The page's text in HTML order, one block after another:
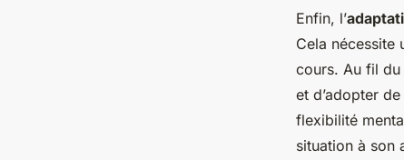
Enfin, l’
Cela nécessite
cours. Au fil du
et d’adopter
flexibilité
situation à son